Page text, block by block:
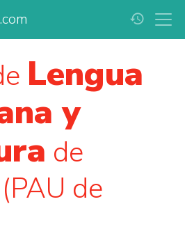
.com history
Lengua
y
de
de